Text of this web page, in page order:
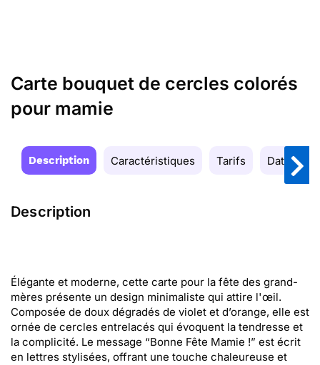
Carte bouquet de cercles colorés
pour mamie
Description Caractéristiques Tarifs Date de
Description
Élégante et moderne, cette carte pour la fête des grand-
mères présente un design minimaliste qui attire l'œil.
Composée de doux dégradés de violet et d’orange, elle est
ornée de cercles entrelacés qui évoquent la tendresse et
la complicité. Le message “Bonne Fête Mamie !” est écrit
en lettres stylisées, offrant une touche chaleureuse et